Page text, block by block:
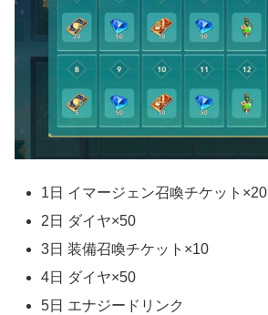
1日 イマージェン召喚チケット×20
2日 ダイヤ×50
3日 装備召喚チケット×10
4日 ダイヤ×50
5日 エナジードリンク